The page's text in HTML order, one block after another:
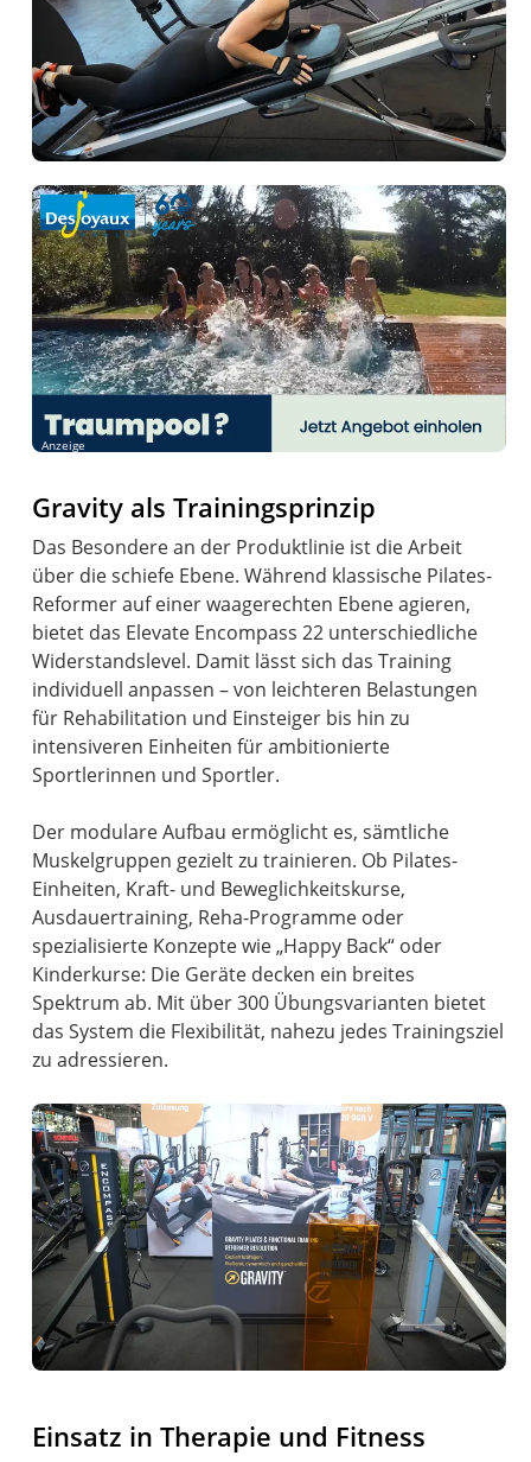
Anzeige
Gravity als Trainingsprinzip
Das Besondere an der Produktlinie ist die Arbeit
über die schiefe Ebene. Während klassische Pilates-
Reformer auf einer waagerechten Ebene agieren,
bietet das Elevate Encompass 22 unterschiedliche
Widerstandslevel. Damit lässt sich das Training
individuell anpassen – von leichteren Belastungen
für Rehabilitation und Einsteiger bis hin zu
intensiveren Einheiten für ambitionierte
Sportlerinnen und Sportler.
Der modulare Aufbau ermöglicht es, sämtliche
Muskelgruppen gezielt zu trainieren. Ob Pilates-
Einheiten, Kraft- und Beweglichkeitskurse,
Ausdauertraining, Reha-Programme oder
spezialisierte Konzepte wie „Happy Back“ oder
Kinderkurse: Die Geräte decken ein breites
Spektrum ab. Mit über 300 Übungsvarianten bietet
das System die Flexibilität, nahezu jedes Trainingsziel
zu adressieren.
Einsatz in Therapie und Fitness